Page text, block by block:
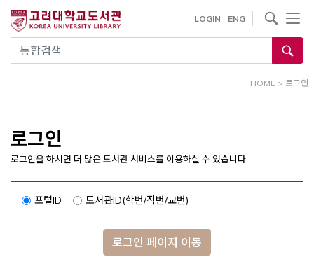
건
통합검색
LOGIN ENG
사이트내 검색
HOME > 로그인
로그인
로그인을 하시면 더 많은 도서관 서비스를 이용하실 수 있습니다.
포털ID 도서관ID(학번/직번/교번)
로그인 페이지 이동